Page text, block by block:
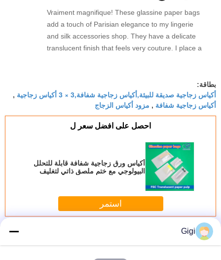
Vraiment magnifique! These glassine paper bags
add a touch of Parisian elegance to my lingerie
and silk accessories shop. They have a delicate
translucent finish that feels very couture. I place a
بطاقة:
أكياس زجاجية صديقة للبيئة,أكياس زجاجية شفافة,3 × 3 أكياس زجاجية ,
أكياس زجاجية شفافة , مزود أكياس الزجاج
احصل على افضل سعر ل
أكياس ورق زجاجية شفافة قابلة للتحلل
البيولوجي مع ختم ملصق ذاتي لتغليف
استمر
أكثر كيس ورق زجاجي
Gigi